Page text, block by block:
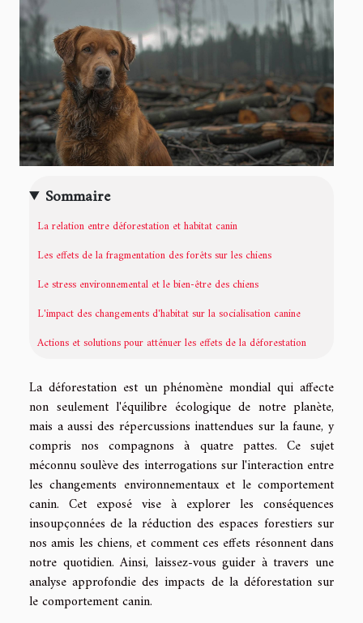
Sommaire
La relation entre déforestation et habitat canin
Les effets de la fragmentation des forêts sur les chiens
Le stress environnemental et le bien-être des chiens
L'impact des changements d'habitat sur la socialisation canine
Actions et solutions pour atténuer les effets de la déforestation
La déforestation est un phénomène mondial qui affecte
non seulement l'équilibre écologique de notre planète,
mais a aussi des répercussions inattendues sur la faune, y
compris nos compagnons à quatre pattes. Ce sujet
méconnu soulève des interrogations sur l'interaction entre
les changements environnementaux et le comportement
canin. Cet exposé vise à explorer les conséquences
insoupçonnées de la réduction des espaces forestiers sur
nos amis les chiens, et comment ces effets résonnent dans
notre quotidien. Ainsi, laissez-vous guider à travers une
analyse approfondie des impacts de la déforestation sur
le comportement canin.